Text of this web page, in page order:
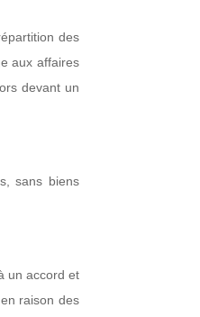
des
aux affaires
devant un
sans biens
un accord et
raison des